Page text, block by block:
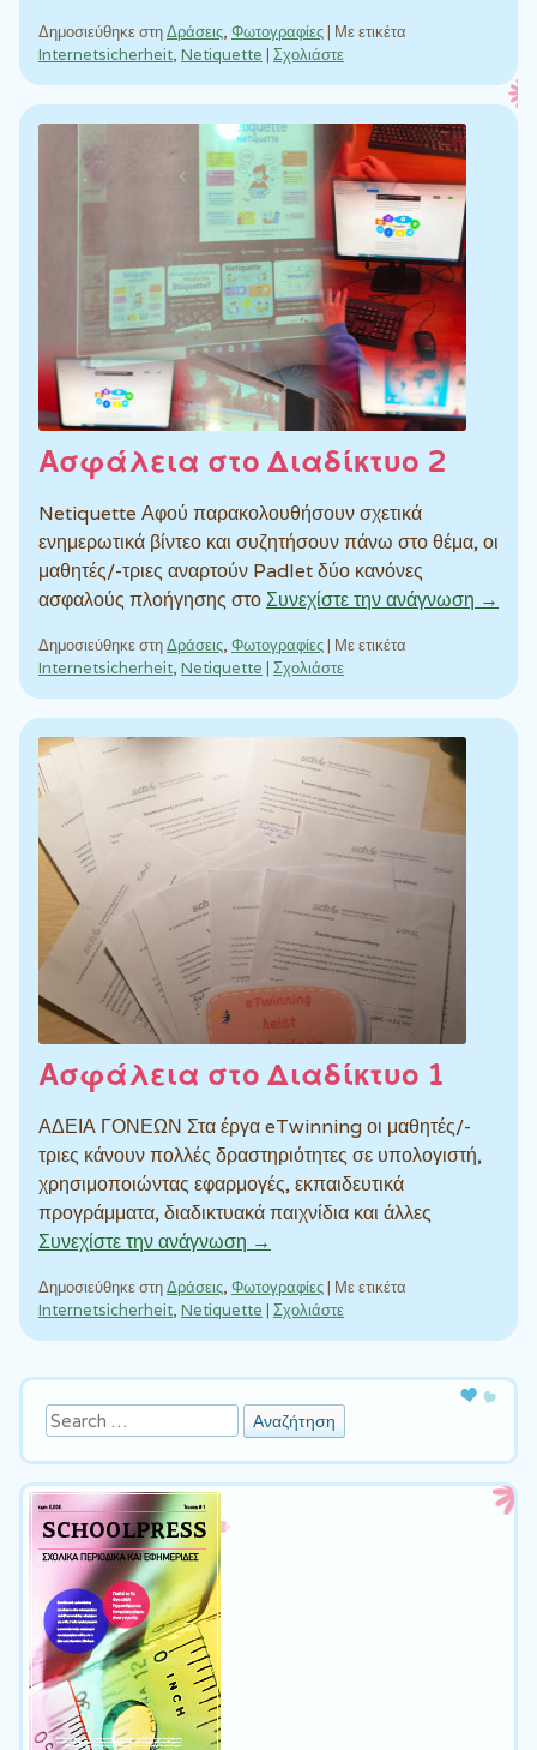
Δημοσιεύθηκε στηΔράσεις, Φωτογραφίες| Με ετικέτα
Internetsicherheit, Netiquette | Σχολιάστε
Ασφάλεια στο Διαδίκτυο 2
Netiquette Αφού παρακολουθήσουν σχετικά
ενημερωτικά βίντεο και συζητήσουν πάνω στο θέμα, οι
μαθητές/-τριες αναρτούν Padlet δύο κανόνες
ασφαλούς πλοήγησης στοΣυνεχίστε την ανάγνωση →
Δημοσιεύθηκε στηΔράσεις, Φωτογραφίες| Με ετικέτα
Internetsicherheit, Netiquette | Σχολιάστε
Ασφάλεια στο Διαδίκτυο 1
ΑΔΕΙΑ ΓΟΝΕΩΝ Στα έργα eTwinning οι μαθητές/-
τριες κάνουν πολλές δραστηριότητες σε υπολογιστή,
χρησιμοποιώντας εφαρμογές, εκπαιδευτικά
προγράμματα, διαδικτυακά παιχνίδια και άλλες
Συνεχίστε την ανάγνωση →
Δημοσιεύθηκε στηΔράσεις, Φωτογραφίες| Με ετικέτα
Internetsicherheit, Netiquette | Σχολιάστε
Πλοήγηση άρθρων
Αναζήτηση